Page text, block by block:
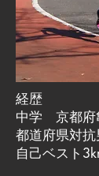
経歴
中学 京都府
都道府県対
自己ベスト